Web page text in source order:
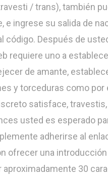
/ trans), también
e ingrese su salida de
código. Después de
requiere uno a
de amante,
y torceduras como por
satisface,
usted es esperado
adherirse al
ofrecer una introducción
aproximadamente 30